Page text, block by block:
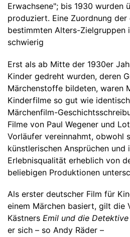
Erwachsene"; bis 1930 wurden
produziert. Eine Zuordnung der
bestimmten Alters-Zielgruppen
schwierig
Erst als ab Mitte der 1930er
Kinder gedreht wurden, deren
Märchenstoffe bildeten, waren
Kinderfilme so gut wie
Märchenfilm-
Filme von Paul Wegener und
Vorläufer vereinnahmt, obwohl
künstlerischen Ansprüchen und
Erlebnisqualität erheblich von
beliebigen Produktionen
Als erster deutscher Film für
einem Märchen basiert, gilt die
Kästners Emil und die Detektive
er sich – so Andy Räder –